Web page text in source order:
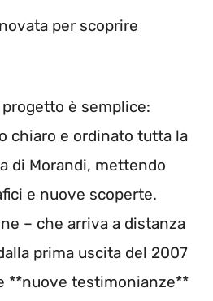
per scoprire
progetto è semplice:
chiaro e ordinato tutta la
di Morandi, mettendo
e nuove scoperte.
– che arriva a distanza
prima uscita del 2007
**nuove testimonianze**